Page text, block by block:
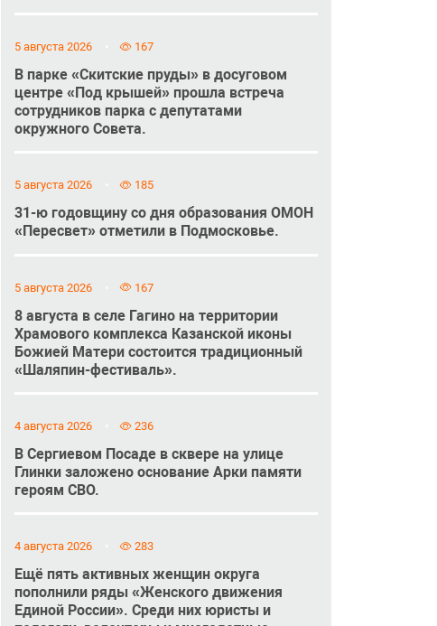
5 августа 2026 167
В парке «Скитские пруды» в досуговом
центре «Под крышей» прошла встреча
сотрудников парка с депутатами
окружного Совета.
5 августа 2026 185
31-ю годовщину со дня образования ОМОН
«Пересвет» отметили в Подмосковье.
5 августа 2026 167
8 августа в селе Гагино на территории
Храмового комплекса Казанской иконы
Божией Матери состоится традиционный
«Шаляпин-фестиваль».
4 августа 2026 236
В Сергиевом Посаде в сквере на улице
Глинки заложено основание Арки памяти
героям СВО.
4 августа 2026 283
Ещё пять активных женщин округа
пополнили ряды «Женского движения
Единой России». Среди них юристы и